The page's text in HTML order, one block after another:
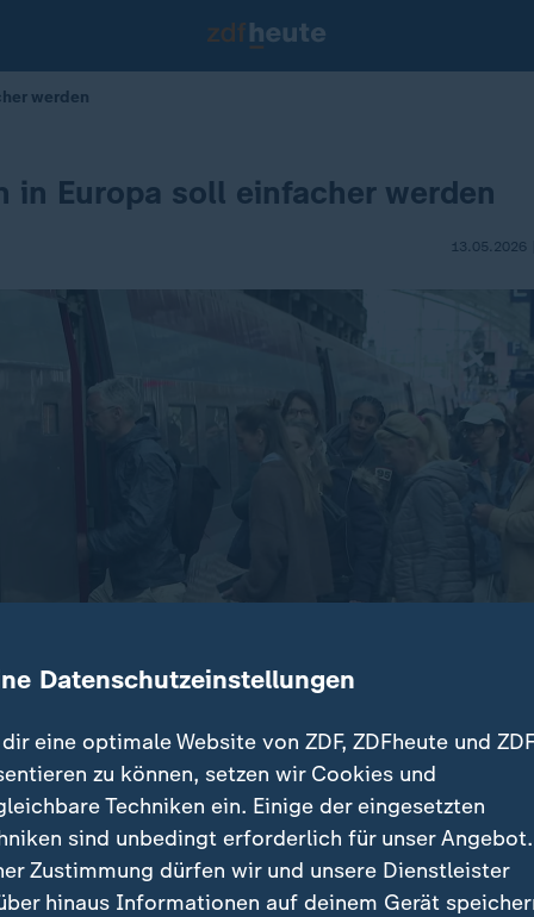
werden
in Europa soll einfacher werden
13.05.2026
hat Pläne für Verbesserungen im
vorgestellt. Unter anderem sollen die
werden.
Datenschutzeinstellungen
eine optimale Website von ZDF, ZDFheute und
zu können, setzen wir Cookies und
Techniken ein. Einige der eingesetzten
sind unbedingt erforderlich für unser
Zustimmung dürfen wir und unsere Dienstleister
hinaus Informationen auf deinem Gerät